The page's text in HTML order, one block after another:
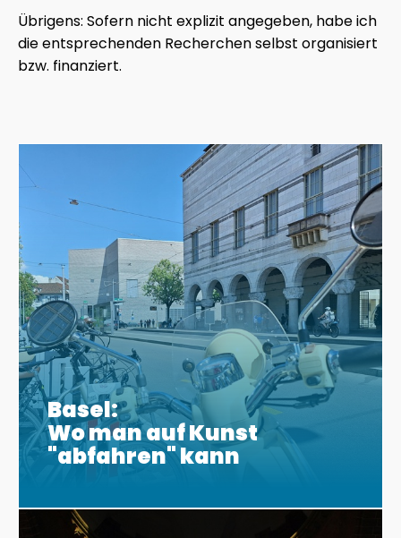
Übrigens: Sofern nicht explizit angegeben, habe ich
die entsprechenden Recherchen selbst organisiert
bzw. finanziert.
Basel:
Wo man auf Kunst
"abfahren" kann